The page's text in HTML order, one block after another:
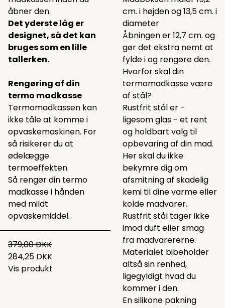
åbner den.
Det yderste låg er
designet, så det kan
bruges som en lille
tallerken.
Rengøring af din
termo madkasse
Termomadkassen kan
ikke tåle at komme i
opvaskemaskinen. For
så risikerer du at
ødelægge
termoeffekten.
Så rengør din termo
madkasse i hånden
med mildt
opvaskemiddel.
379,00 DKK
284,25 DKK
Vis produkt
cm. i højden og 13,5 cm. i
diameter
Åbningen er 12,7 cm. og
gør det ekstra nemt at
fylde i og rengøre den.
Hvorfor skal din
termomadkasse være
af stål?
Rustfrit stål er -
ligesom glas - et rent
og holdbart valg til
opbevaring af din mad.
Her skal du ikke
bekymre dig om
afsmitning af skadelig
kemi til dine varme eller
kolde madvarer.
Rustfrit stål tager ikke
imod duft eller smag
fra madvarererne.
Materialet bibeholder
altså sin renhed,
ligegyldigt hvad du
kommer i den.
En silikone pakning